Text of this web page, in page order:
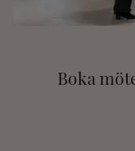
Boka